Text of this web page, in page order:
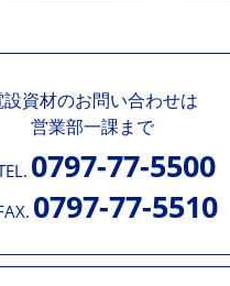
設資材のお問い合わせは
営業部一課まで
0797-77-5500
0797-77-5510